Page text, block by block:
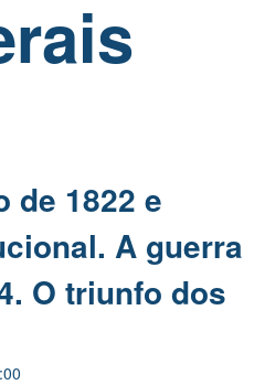
de 1822 e
A guerra
O triunfo dos